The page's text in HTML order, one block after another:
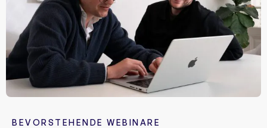
BEVORSTEHENDE WEBINARE